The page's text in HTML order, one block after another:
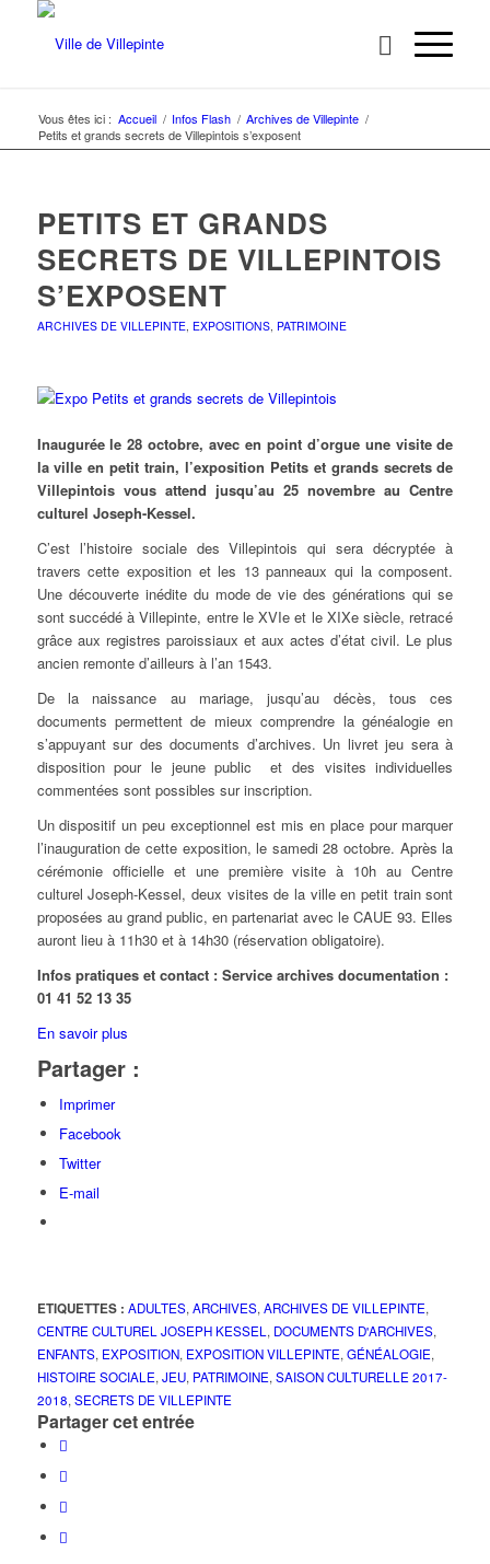
Vous êtes ici : Accueil / Infos Flash / Archives de Villepinte /
Petits et grands secrets de Villepintois s’exposent
PETITS ET GRANDS
SECRETS DE VILLEPINTOIS
S’EXPOSENT
ARCHIVES DE VILLEPINTE, EXPOSITIONS, PATRIMOINE
Inaugurée le 28 octobre, avec en point d’orgue une visite de
la ville en petit train, l’exposition Petits et grands secrets de
Villepintois vous attend jusqu’au 25 novembre au Centre
culturel Joseph-Kessel.
C’est l’histoire sociale des Villepintois qui sera décryptée à
travers cette exposition et les 13 panneaux qui la composent.
Une découverte inédite du mode de vie des générations qui se
sont succédé à Villepinte, entre le XVIe et le XIXe siècle, retracé
grâce aux registres paroissiaux et aux actes d’état civil. Le plus
ancien remonte d’ailleurs à l’an 1543.
De la naissance au mariage, jusqu’au décès, tous ces
documents permettent de mieux comprendre la généalogie en
s’appuyant sur des documents d’archives. Un livret jeu sera à
disposition pour le jeune public et des visites individuelles
commentées sont possibles sur inscription.
Un dispositif un peu exceptionnel est mis en place pour marquer
l’inauguration de cette exposition, le samedi 28 octobre. Après la
cérémonie officielle et une première visite à 10h au Centre
culturel Joseph-Kessel, deux visites de la ville en petit train sont
proposées au grand public, en partenariat avec le CAUE 93. Elles
auront lieu à 11h30 et à 14h30 (réservation obligatoire).
Infos pratiques et contact : Service archives documentation :
01 41 52 13 35
En savoir plus
Partager :
Imprimer
Facebook
Twitter
E-mail
ETIQUETTES : ADULTES,ARCHIVES,ARCHIVES DE VILLEPINTE,
CENTRE CULTUREL JOSEPH KESSEL, DOCUMENTS D'ARCHIVES,
ENFANTS, EXPOSITION, EXPOSITION VILLEPINTE,GÉNÉALOGIE,
HISTOIRE SOCIALE,JEU, PATRIMOINE,SAISON CULTURELLE 2017-
2018,SECRETS DE VILLEPINTE
Partager cet entrée